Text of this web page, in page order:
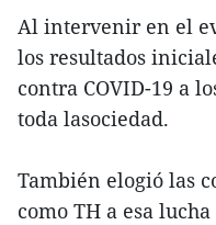
Al intervenir en el
los resultados
contra COVID-19 a
toda lasociedad.
También elogió las
como TH a esa